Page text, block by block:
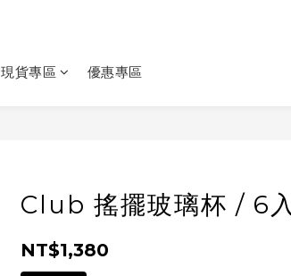
現貨專區 優惠專區
Club 搖擺玻璃杯 / 6
NT$1,380